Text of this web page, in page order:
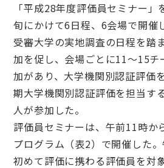
「平成28年度評価員セミナー
旬にかけて6日程、6会場で開催
受審大学の実地調査の日程を踏
加を促し、会場ごとに11～15
加があり、大学機関別認証評価
期大学機関別認証評価を担当す
人が参加した。
評価員セミナーは、午前11時か
プログラム（表2）で開催した
初めて評価に携わる評価員を対